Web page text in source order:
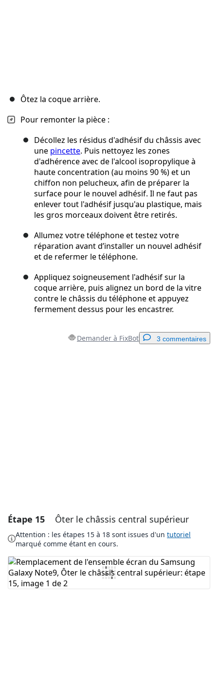
Ôtez la coque arrière.
Pour remonter la pièce :
Décollez les résidus d'adhésif du châssis avec
une pincette. Puis nettoyez les zones
d'adhérence avec de l'alcool isopropylique à
haute concentration (au moins 90 %) et un
chiffon non pelucheux, afin de préparer la
surface pour le nouvel adhésif. Il ne faut pas
enlever tout l'adhésif jusqu'au plastique, mais
les gros morceaux doivent être retirés.
Allumez votre téléphone et testez votre
réparation avant d’installer un nouvel adhésif
et de refermer le téléphone.
Appliquez soigneusement l'adhésif sur la
coque arrière, puis alignez un bord de la vitre
contre le châssis du téléphone et appuyez
fermement dessus pour les encastrer.
Demander à FixBot 3 commentaires
Étape 15 Ôter le châssis central supérieur
Attention : les étapes 15 à 18 sont issues d'un tutoriel
marqué comme étant en cours.